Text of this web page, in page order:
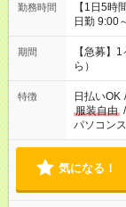
勤務時間
【1日5時間
日勤 9:00
短 10:00～15:00 上記はあくまで一例で
しておき
間を有効
ね。
期間
【急募】
ら）
特徴 日払いOK /
服装自由 /
パソコン
気になる！